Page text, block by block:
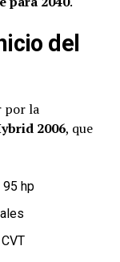
del
por la
2006, que
hp